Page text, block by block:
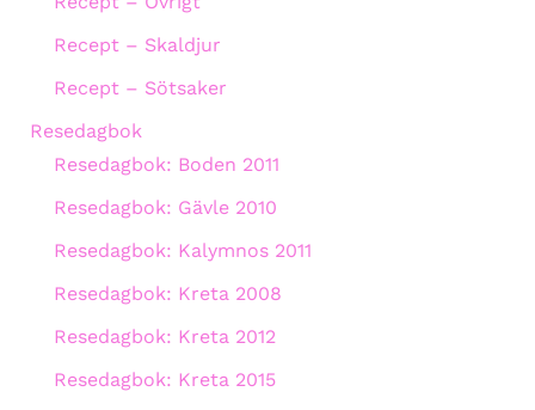
Recept – Skaldjur
Recept – Sötsaker
Resedagbok
Resedagbok: Boden 2011
Resedagbok: Gävle 2010
Resedagbok: Kalymnos 2011
Resedagbok: Kreta 2008
Resedagbok: Kreta 2012
Resedagbok: Kreta 2015